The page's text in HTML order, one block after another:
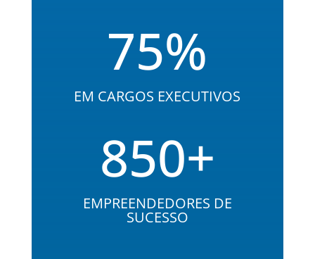
75%
EM CARGOS EXECUTIVOS
850+
EMPREENDEDORES DE
SUCESSO